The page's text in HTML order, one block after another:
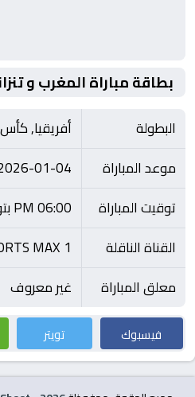
بطاقة مباراة المغرب و
البطولة
أفريقيا, كأس
موعد المباراة
01-04
توقيت المباراة
06:00 PM بتوقيت مصر
القناة الناقلة
MAX 1
معلق المباراة
غير معروف
فيسبوك تويتر